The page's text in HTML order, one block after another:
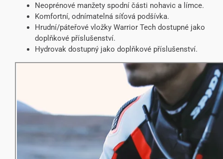
Neoprénové manžety spodní části nohavic a límce.
Komfortní, odnímatelná síťová podšívka.
Hrudní/páteřové vložky Warrior Tech dostupné jako
doplňkové příslušenství.
Hydrovak dostupný jako doplňkové příslušenství.